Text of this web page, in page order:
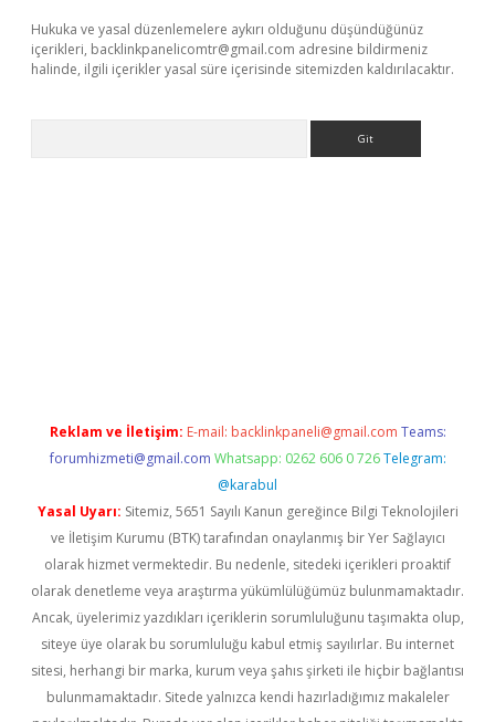
Hukuka ve yasal düzenlemelere aykırı olduğunu düşündüğünüz
içerikleri, backlinkpanelicomtr@gmail.com adresine bildirmeniz
halinde, ilgili içerikler yasal süre içerisinde sitemizden kaldırılacaktır.
Reklam ve İletişim: E-mail: backlinkpaneli@gmail.com Teams:
forumhizmeti@gmail.com Whatsapp: 0262 606 0 726 Telegram:
@karabul
Yasal Uyarı: Sitemiz, 5651 Sayılı Kanun gereğince Bilgi Teknolojileri
ve İletişim Kurumu (BTK) tarafından onaylanmış bir Yer Sağlayıcı
olarak hizmet vermektedir. Bu nedenle, sitedeki içerikleri proaktif
olarak denetleme veya araştırma yükümlülüğümüz bulunmamaktadır.
Ancak, üyelerimiz yazdıkları içeriklerin sorumluluğunu taşımakta olup,
siteye üye olarak bu sorumluluğu kabul etmiş sayılırlar. Bu internet
sitesi, herhangi bir marka, kurum veya şahıs şirketi ile hiçbir bağlantısı
bulunmamaktadır. Sitede yalnızca kendi hazırladığımız makaleler